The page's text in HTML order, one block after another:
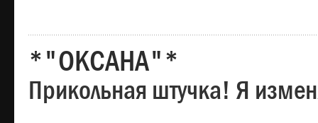
*"ОКСАНА"*
Прикольная штучка! Я